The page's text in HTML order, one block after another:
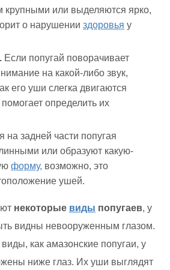
крупными или выделяются ярко,
о нарушении здоровья у
Если попугай поворачивает
на какой-либо звук,
его уши слегка двигаются
определить их
на задней части попугая
или образуют какую-
форму, возможно, это
ушей.
некоторые виды попугаев, у
видны невооруженным глазом.
как амазонские попугаи, у
ниже глаз. Их уши выглядят